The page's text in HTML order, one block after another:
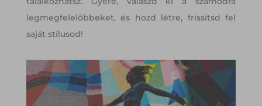
legmegfelelőbbeket, és hozd létre, frissítsd fel
saját stílusod!